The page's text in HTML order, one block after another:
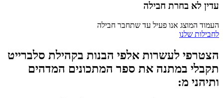
עדין לא בחרת חבילה
העמוד המוצג אנו פעיל עד שתחבר חבילה
לחבילות שלנו
הצטרפי לעשרות אלפי הבנות בקהילת סלברייט
תקבלי במתנה את ספר המתכונים המדהים
ותיהני מ: